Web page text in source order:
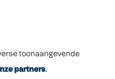
toonaangevende
partners.